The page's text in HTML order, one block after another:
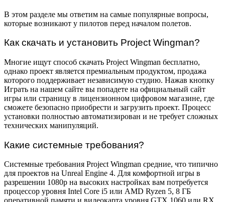
В этом разделе мы ответим на самые популярные вопросы,
которые возникают у пилотов перед началом полетов.
Как скачать и установить Project Wingman?
Многие ищут способ скачать Project Wingman бесплатно,
однако проект является премиальным продуктом, продажа
которого поддерживает независимую студию. Нажав кнопку
Играть на нашем сайте вы попадете на официальный сайт
игры или страницу в лицензионном цифровом магазине, где
сможете безопасно приобрести и загрузить проект. Процесс
установки полностью автоматизирован и не требует сложных
технических манипуляций.
Какие системные требования?
Системные требования Project Wingman средние, что типично
для проектов на Unreal Engine 4. Для комфортной игры в
разрешении 1080p на высоких настройках вам потребуется
процессор уровня Intel Core i5 или AMD Ryzen 5, 8 ГБ